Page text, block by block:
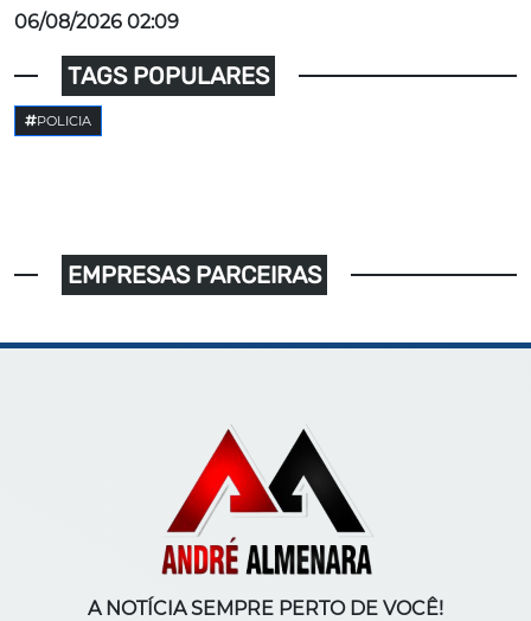
06/08/2026 02:09
TAGS POPULARES
POLICIA
EMPRESAS PARCEIRAS
A NOTÍCIA SEMPRE PERTO DE VOCÊ!